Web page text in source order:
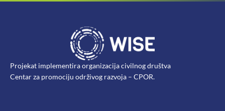
Projekat implementira organizacija civilnog društva
Centar za promociju održivog razvoja – CPOR.